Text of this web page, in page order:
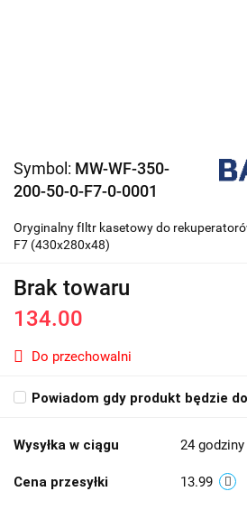
Symbol: MW-WF-350-
200-50-0-F7-0-0001
Oryginalny fIltr kasetowy do
F7 (430x280x48)
Brak towaru
134.00
Do przechowalni
Powiadom gdy produkt będzie
Wysyłka w ciągu 24 godziny
Cena przesyłki 13.99